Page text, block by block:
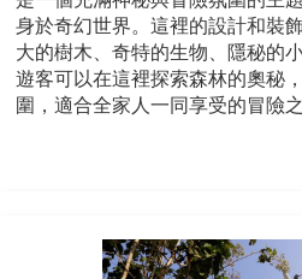
身於奇幻世界。這裡的設計和裝
大的樹木、奇特的生物、隱秘的
遊客可以在這裡探索森林的奧秘
圍，適合全家人一同享受的冒險之